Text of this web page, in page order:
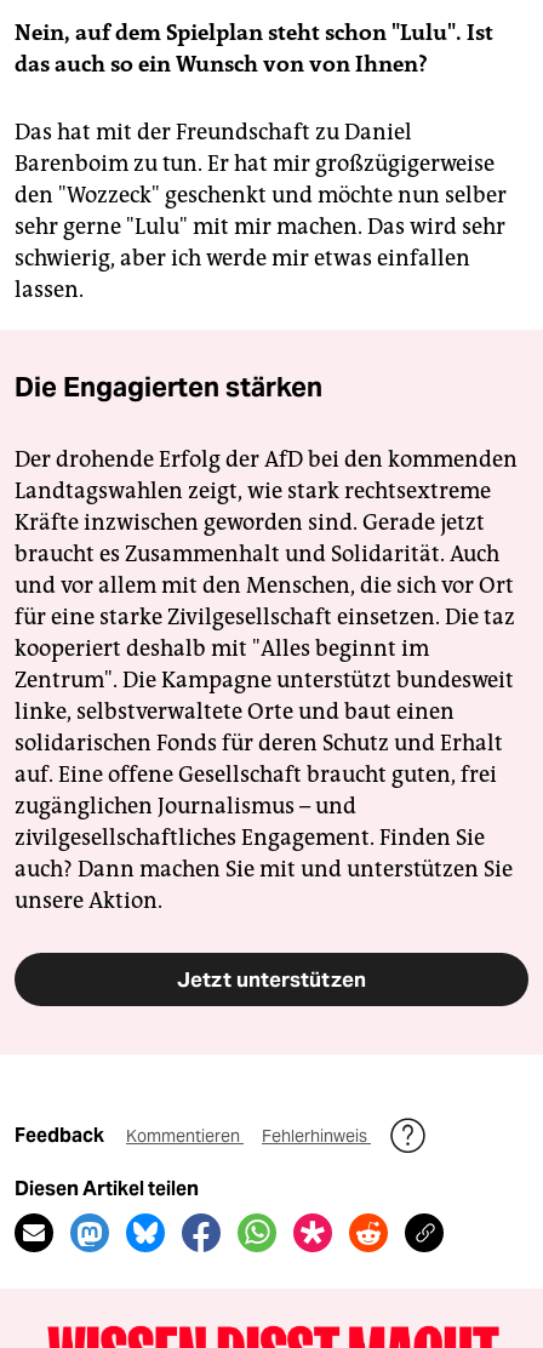
Nein, auf dem Spielplan steht schon "Lulu". Ist
das auch so ein Wunsch von von Ihnen?
Das hat mit der Freundschaft zu Daniel
Barenboim zu tun. Er hat mir großzügigerweise
den "Wozzeck" geschenkt und möchte nun selber
sehr gerne "Lulu" mit mir machen. Das wird sehr
schwierig, aber ich werde mir etwas einfallen
lassen.
Die Engagierten stärken
Der drohende Erfolg der AfD bei den kommenden
Landtagswahlen zeigt, wie stark rechtsextreme
Kräfte inzwischen geworden sind. Gerade jetzt
braucht es Zusammenhalt und Solidarität. Auch
und vor allem mit den Menschen, die sich vor Ort
für eine starke Zivilgesellschaft einsetzen. Die taz
kooperiert deshalb mit "Alles beginnt im
Zentrum". Die Kampagne unterstützt bundesweit
linke, selbstverwaltete Orte und baut einen
solidarischen Fonds für deren Schutz und Erhalt
auf. Eine offene Gesellschaft braucht guten, frei
zugänglichen Journalismus – und
zivilgesellschaftliches Engagement. Finden Sie
auch? Dann machen Sie mit und unterstützen Sie
unsere Aktion.
Jetzt unterstützen
Feedback Kommentieren Fehlerhinweis
Diesen Artikel teilen